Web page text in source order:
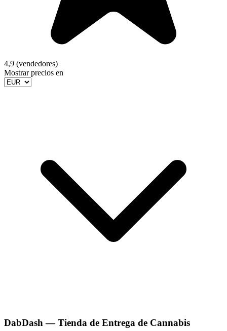
4,9 (vendedores)
Mostrar precios en
DabDash — Tienda de Entrega de Cannabis